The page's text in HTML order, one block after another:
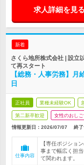
求人詳細を見る
新着
さくら地所株式会社 | 設立
て再スタート
【総務・人事労務】
日
正社員 業種未経験OK
第二新卒歓迎 女性のおし
情報更新日：2026/07/07 終了
仕事内容
【専任ポジショ
事まで幅広く担
て関われます。